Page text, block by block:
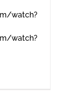
watch?
watch?